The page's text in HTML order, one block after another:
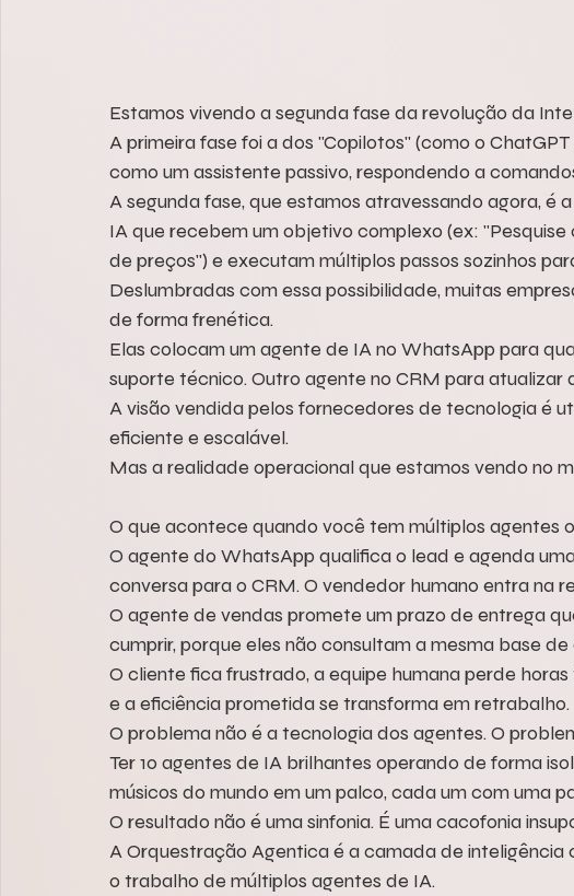
Estamos vivendo a segunda fase da revolução da
A primeira fase foi a dos "Copilotos" (como o
como um assistente passivo, respondendo a
A segunda fase, que estamos atravessando agora, é
IA que recebem um objetivo complexo (ex:
de preços") e executam múltiplos passos sozinhos
Deslumbradas com essa possibilidade, muitas
de forma frenética.
Elas colocam um agente de IA no WhatsApp para
suporte técnico. Outro agente no CRM para atualizar
A visão vendida pelos fornecedores de tecnologia é
eficiente e escalável.
Mas a realidade operacional que estamos vendo no
O que acontece quando você tem múltiplos agentes
O agente do WhatsApp qualifica o lead e agenda
conversa para o CRM. O vendedor humano entra na
O agente de vendas promete um prazo de entrega
cumprir, porque eles não consultam a mesma base de
O cliente fica frustrado, a equipe humana perde
e a eficiência prometida se transforma em retrabalho.
O problema não é a tecnologia dos agentes. O
Ter 10 agentes de IA brilhantes operando de forma
músicos do mundo em um palco, cada um com uma
O resultado não é uma sinfonia. É uma cacofonia
A Orquestração Agentica é a camada de
o trabalho de múltiplos agentes de IA.